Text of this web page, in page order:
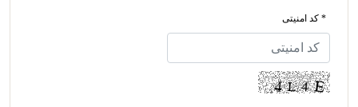
* کد امنیتی